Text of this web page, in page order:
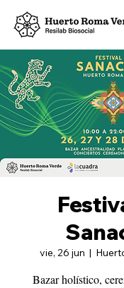
vie, 26 jun
  |
Bazar holístico,